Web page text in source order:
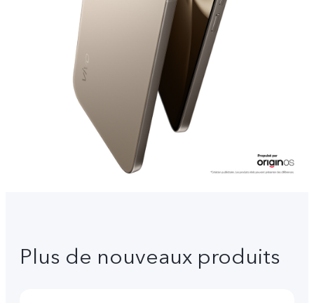
Plus de nouveaux produits